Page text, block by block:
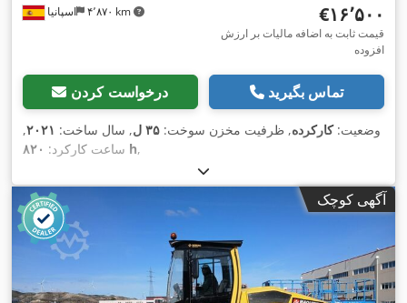
اسپانیا ۴٬۸۷۰ km ‎€۱۶٬۵۰۰
قیمت ثابت به اضافه مالیات بر ارزش
افزوده
درخواست کردن تماس بگیرید
وضعیت:کارکرده, ظرفیت مخزن سوخت: ۳۵ ل , سال ساخت: ۲۰۲۱,
ساعت کارکرد: ۸۲۰ h,
آگهی کوچک